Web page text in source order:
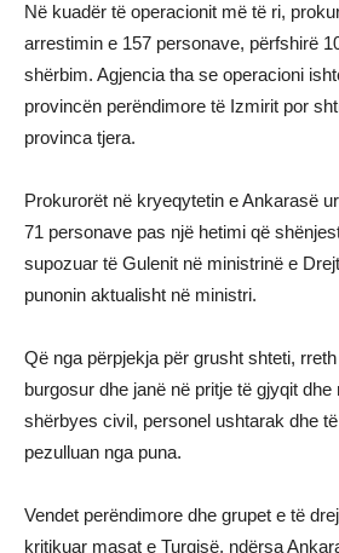
Në kuadër të operacionit më të ri,
arrestimin e 157 personave, përfshirë
shërbim. Agjencia tha se operacioni
provincën perëndimore të Izmirit por
provinca tjera.
Prokurorët në kryeqytetin e Ankarasë
71 personave pas një hetimi që
supozuar të Gulenit në ministrinë e
punonin aktualisht në ministri.
Që nga përpjekja për grusht shteti,
burgosur dhe janë në pritje të gjyqit dhe
shërbyes civil, personel ushtarak dhe
pezulluan nga puna.
Vendet perëndimore dhe grupet e të
kritikuar masat e Turqisë, ndërsa